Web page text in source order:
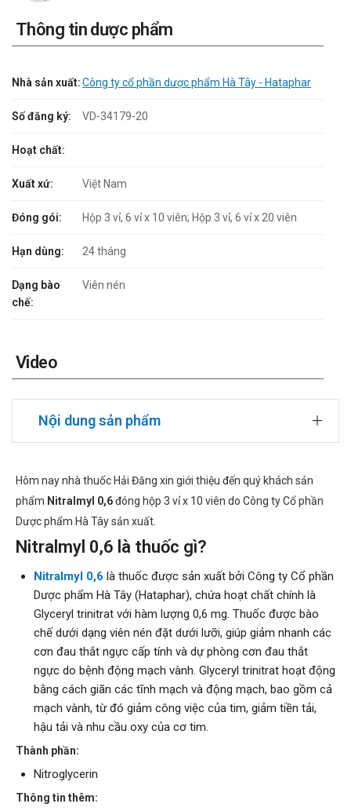
Thông tin dược phẩm
Nhà sản xuất:Công ty cổ phần dược phẩm Hà Tây - Hataphar
Số đăng ký: VD-34179-20
Hoạt chất:
Xuất xứ: Việt Nam
Đóng gói: Hộp 3 vỉ, 6 vỉ x 10 viên; Hộp 3 vỉ, 6 vỉ x 20 viên
Hạn dùng: 24 tháng
Dạng bào
chế:
Viên nén
Video
Nội dung sản phẩm
Hôm nay nhà thuốc Hải Đăng xin giới thiệu đến quý khách sản
phẩm Nitralmyl 0,6đóng hộp 3 vỉ x 10 viên do Công ty Cổ phần
Dược phẩm Hà Tây sản xuất.
Nitralmyl 0,6 là thuốc gì?
Nitralmyl 0,6 là thuốc được sản xuất bởi Công ty Cổ phần
Dược phẩm Hà Tây (Hataphar), chứa hoạt chất chính là
Glyceryl trinitrat với hàm lượng 0,6 mg. Thuốc được bào
chế dưới dạng viên nén đặt dưới lưỡi, giúp giảm nhanh các
cơn đau thắt ngực cấp tính và dự phòng cơn đau thắt
ngực do bệnh động mạch vành. Glyceryl trinitrat hoạt động
bằng cách giãn các tĩnh mạch và động mạch, bao gồm cả
mạch vành, từ đó giảm công việc của tim, giảm tiền tải,
hậu tải và nhu cầu oxy của cơ tim.
Thành phần:
Nitroglycerin
Thông tin thêm: